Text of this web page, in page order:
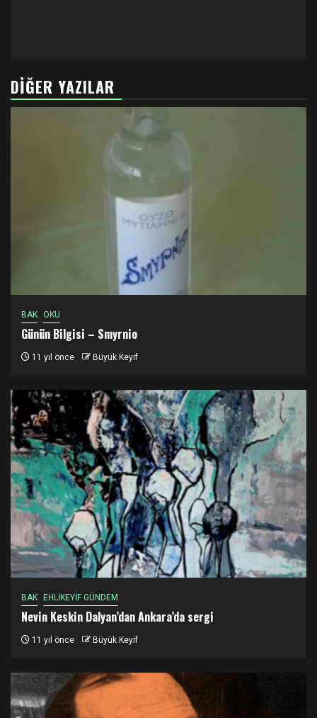
DIĞER YAZILAR
BAK OKU
Günün Bilgisi – Smyrnio
11 yıl önce Büyük Keyif
BAK EHLİKEYİF GÜNDEM
Nevin Keskin Dalyan’dan Ankara’da sergi
11 yıl önce Büyük Keyif